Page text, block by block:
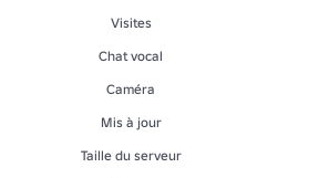
Visites
Chat vocal
Caméra
Mis à jour
Taille du serveur